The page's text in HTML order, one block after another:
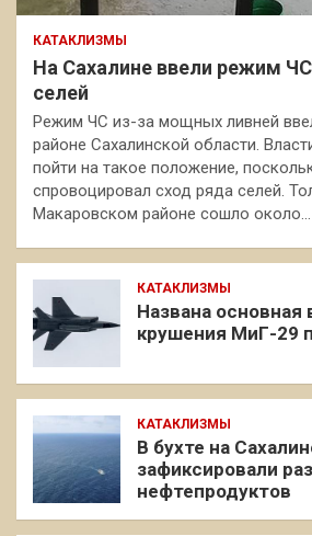
КАТАКЛИЗМЫ
На Сахалине ввели режим
селей
Режим ЧС из-за мощных ливней
районе Сахалинской области.
пойти на такое положение,
спровоцировал сход ряда селей.
Макаровском районе сошло около…
КАТАКЛИЗМЫ
Названа основная
крушения МиГ-29
КАТАКЛИЗМЫ
В бухте на
зафиксировали
нефтепродуктов